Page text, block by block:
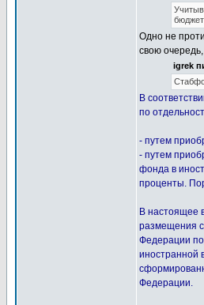
бюджет
Одно не
свою
igrek
В
по
- путем
- путем
фонда в
проценты.
В настоящее
размещения
Федерации
иностранной
Федерации.